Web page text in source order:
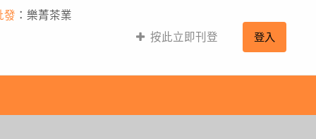
發 ：樂菁茶業
按此立即刊登
登入